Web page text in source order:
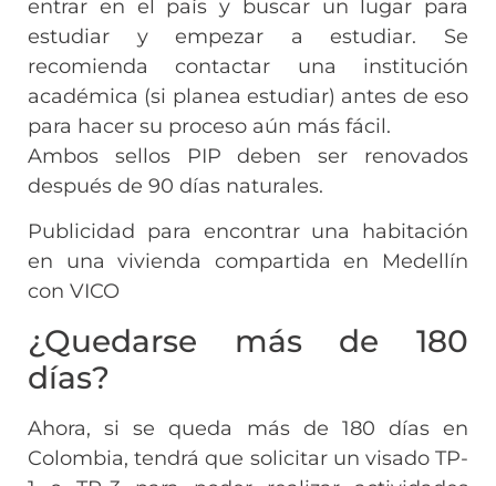
entrar en el país y buscar un lugar para
estudiar y empezar a estudiar. Se
recomienda contactar una institución
académica (si planea estudiar) antes de eso
para hacer su proceso aún más fácil.
Ambos sellos PIP deben ser renovados
después de 90 días naturales.
Publicidad para encontrar una habitación
en una vivienda compartida en Medellín
con VICO
¿Quedarse más de 180
días?
Ahora, si se queda más de 180 días en
Colombia, tendrá que solicitar un visado TP-